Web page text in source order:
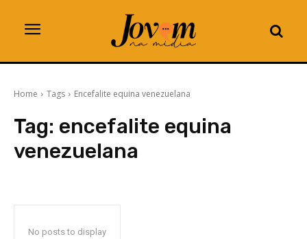
Home Tags Encefalite equina venezuelana
Tag: encefalite equina
venezuelana
No posts to display